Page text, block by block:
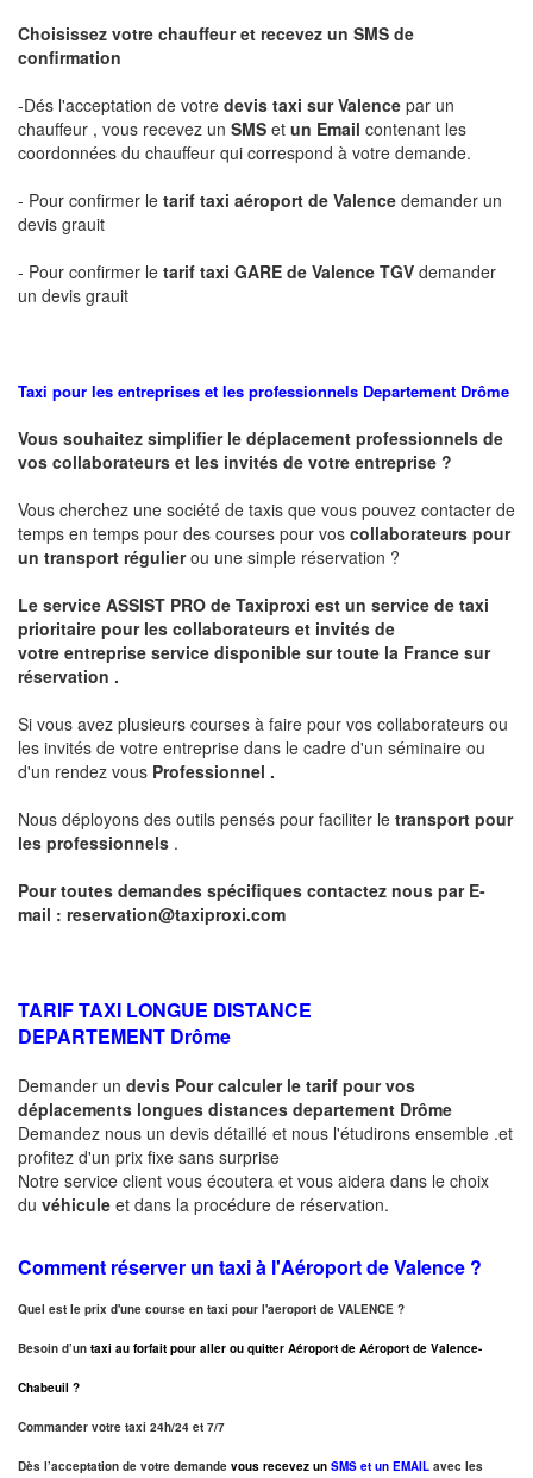
Choisissez votre chauffeur et recevez un SMS de
confirmation
-Dés l'acceptation de votre devis taxi surValence par un
chauffeur , vous recevez un SMS et un Email contenant les
coordonnées du chauffeur qui correspond à votre demande.
- Pour confirmer le tarif taxi aéroport de Valence demander un
devis grauit
- Pour confirmer le tarif taxi GARE de Valence TGV demander
un devis grauit
Taxi pour les entreprises et les professionnels Departement Drôme
Vous souhaitez simplifier le déplacement professionnels de
vos collaborateurs et les invités de votre entreprise ?
Vous cherchez une société de taxis que vous pouvez contacter de
temps en temps pour des courses pour vos collaborateurs pour
un transport régulierou une simple réservation ?
Le service ASSIST PRO de Taxiproxi est un service de taxi
prioritaire pour les collaborateurs et invités de
votre entreprise service disponible sur toute la France sur
réservation .
Si vous avez plusieurs courses à faire pour vos collaborateurs ou
les invités de votre entreprise dans le cadre d'un séminaire ou
d'un rendez vous Professionnel .
Nous déployons des outils pensés pour faciliter le transport pour
les professionnels .
Pour toutes demandes spécifiques contactez nous par E-
mail : reservation@taxiproxi.com
TARIF TAXI LONGUE DISTANCE
DEPARTEMENT Drôme
Demander un devis Pour calculer le tarif pour vos
déplacements longues distances departement Drôme
Demandez nous un devis détaillé et nous l'étudirons ensemble .et
profitez d'un prix fixe sans surprise
Notre service client vous écoutera et vous aidera dans le choix
du véhicule et dans la procédure de réservation.
Comment réserver un taxi à l'Aéroport de Valence ?
Quel est le prix d'une course en taxi pour l'aeroport de VALENCE ?
Besoin d’un taxi au forfait pour aller ou quitter Aéroport de Aéroport de Valence-
Chabeuil ?
Commander votre taxi 24h/24 et 7/7
Dès l’acceptation de votre demande vous recevez un SMS et un EMAIL avec les